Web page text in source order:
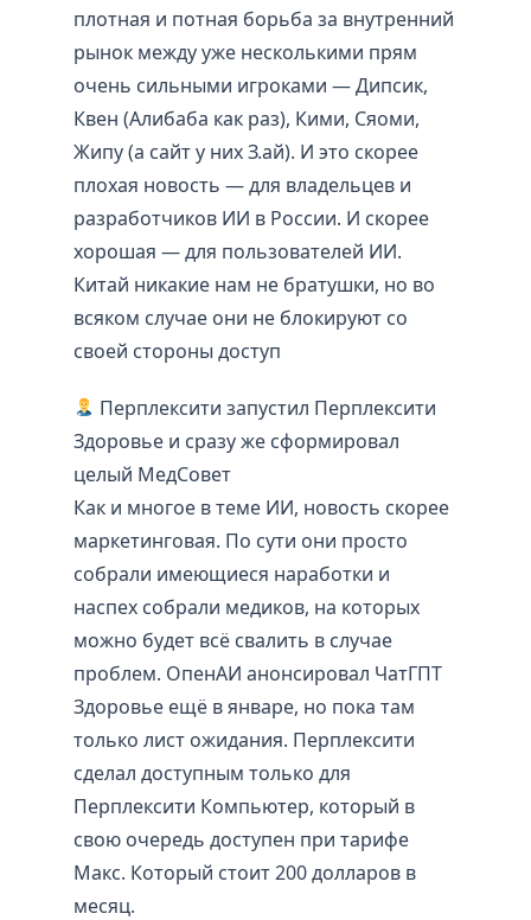
плотная и потная борьба за внутренний
рынок между уже несколькими прям
очень сильными игроками — Дипсик,
Квен (Алибаба как раз), Кими, Сяоми,
Жипу (а сайт у них З.ай). И это скорее
плохая новость — для владельцев и
разработчиков ИИ в России. И скорее
хорошая — для пользователей ИИ.
Китай никакие нам не братушки, но во
всяком случае они не блокируют со
своей стороны доступ
Перплексити запустил Перплексити
Здоровье и сразу же сформировал
целый МедСовет
Как и многое в теме ИИ, новость скорее
маркетинговая. По сути они просто
собрали имеющиеся наработки и
наспех собрали медиков, на которых
можно будет всё свалить в случае
проблем. ОпенАИ анонсировал ЧатГПТ
Здоровье ещё в январе, но пока там
только лист ожидания. Перплексити
сделал доступным только для
Перплексити Компьютер, который в
свою очередь доступен при тарифе
Макс. Который стоит 200 долларов в
месяц.